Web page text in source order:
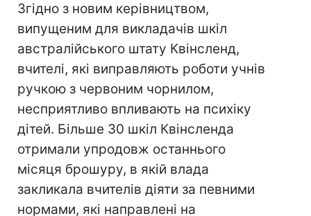
Згідно з новим керівництвом,
випущеним для викладачів шкіл
австралійського штату Квінсленд,
вчителі, які виправляють роботи учнів
ручкою з червоним чорнилом,
несприятливо впливають на психіку
дітей. Більше 30 шкіл Квінсленда
отримали упродовж останнього
місяця брошуру, в якій влада
закликала вчителів діяти за певними
нормами, які направлені на